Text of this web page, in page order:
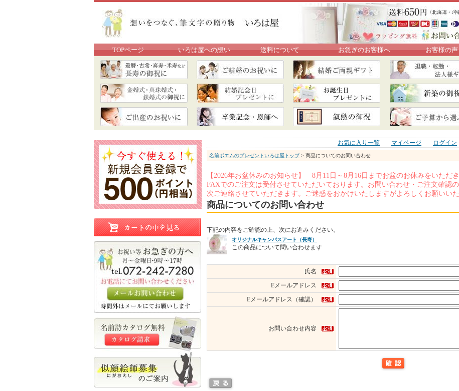
TOPページ いろは屋への想い 送料について お急ぎのお客様へ お客様の声
お気に入り一覧 マイページ ログイン
名前ポエムのプレゼントいろは屋トップ> 商品についてのお問い合わせ
【2026年お盆休みのお知らせ】 8月11日～8月16日までお盆のお休みをいただ
FAXでのご注文は受付させていただいております。お問い合わせ・ご注文確認
次ご連絡させていただきます。ご迷惑をおかけいたしますがよろしくお願いいた
商品についてのお問い合わせ
下記の内容をご確認の上、次にお進みください。
オリジナルキャンバスアート（長寿）
この商品について問い合わせます
氏名
Eメールアドレス
Eメールアドレス（確認）
お問い合わせ内容